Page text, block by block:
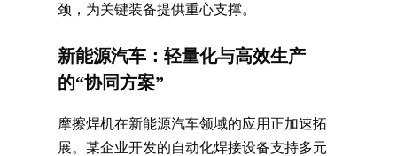
颈，为关键装备提供重心支撑。
新能源汽车：轻量化与高效生产
的“协同方案”
摩擦焊机在新能源汽车领域的应用正加速拓
展。某企业开发的自动化焊接设备支持多元